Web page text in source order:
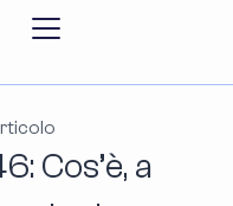
Cos’è, a